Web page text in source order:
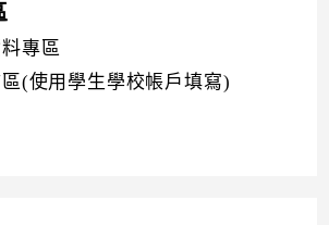
專區
(使用學生學校帳戶填寫)